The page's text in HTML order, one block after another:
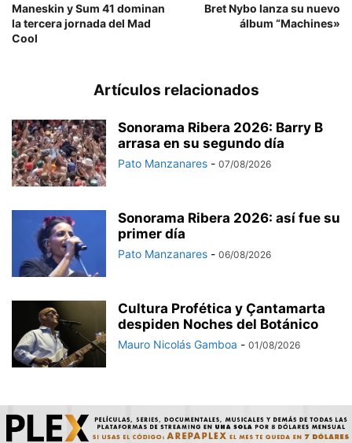
Maneskin y Sum 41 dominan
la tercera jornada del Mad
Cool
Bret Nybo lanza su nuevo
álbum “Machines»
Artículos relacionados
Sonorama Ribera 2026: Barry B
arrasa en su segundo día
Pato Manzanares - 07/08/2026
Sonorama Ribera 2026: así fue su
primer día
Pato Manzanares - 06/08/2026
Cultura Profética y Çantamarta
despiden Noches del Botánico
Mauro Nicolás Gamboa - 01/08/2026